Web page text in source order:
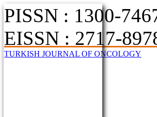
PISSN : 1300-
EISSN : 2717-
TURKISH JOURNAL OF ONCOLOGY